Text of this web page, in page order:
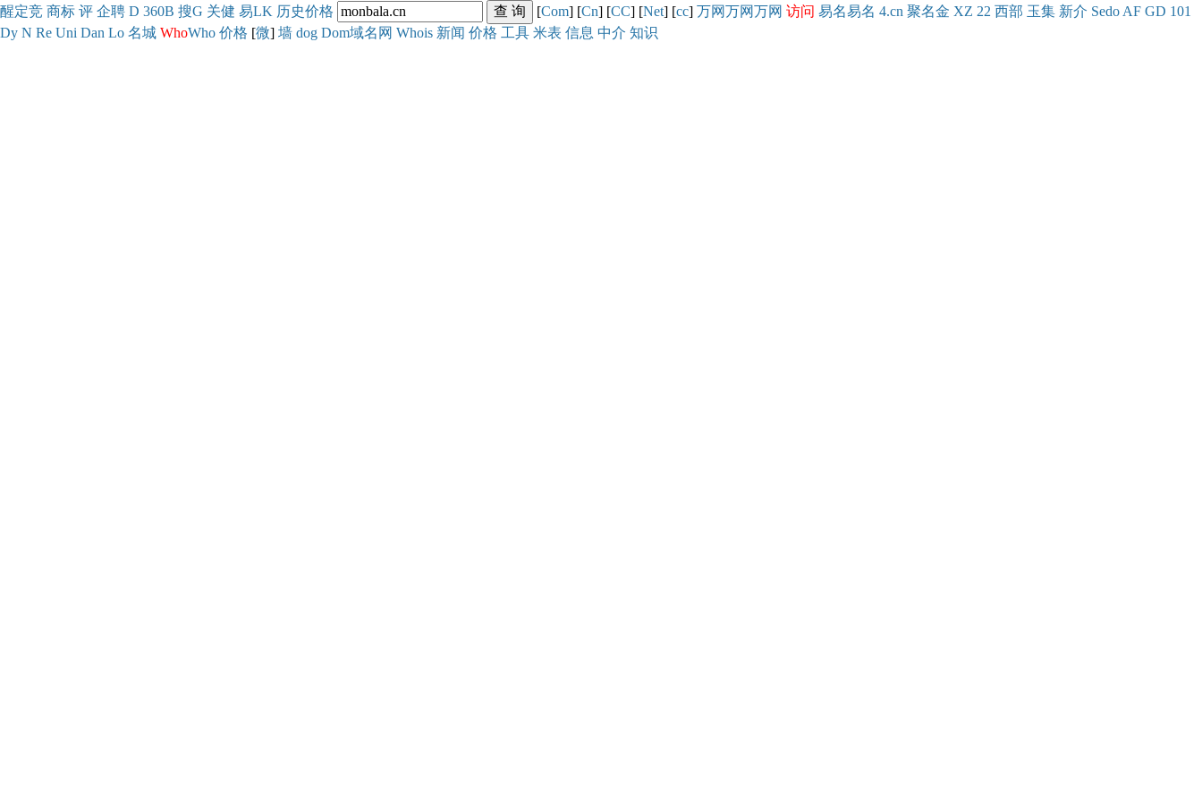
醒定竞 商标 评 企聘 D 360B 搜G 关健 易LK 历史价格 [Com] [Cn] [CC] [Net] [cc] 万网万网万网 访问 易名易名 4.cn 聚名金 XZ 22 西部 玉集 新介 Sedo AF GD 101
Dy N Re Uni Dan Lo 名城 WhoWho 价格 [微] 墙 dog Dom域名网 Whois 新闻 价格 工具 米表 信息 中介 知识